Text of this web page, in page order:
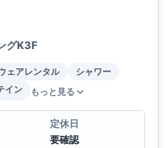
グK3F
ェアレンタル
シャワー
イン もっと見る
定休日
要確認